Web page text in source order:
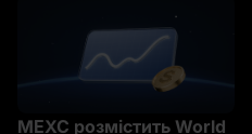
MEXC розмістить World